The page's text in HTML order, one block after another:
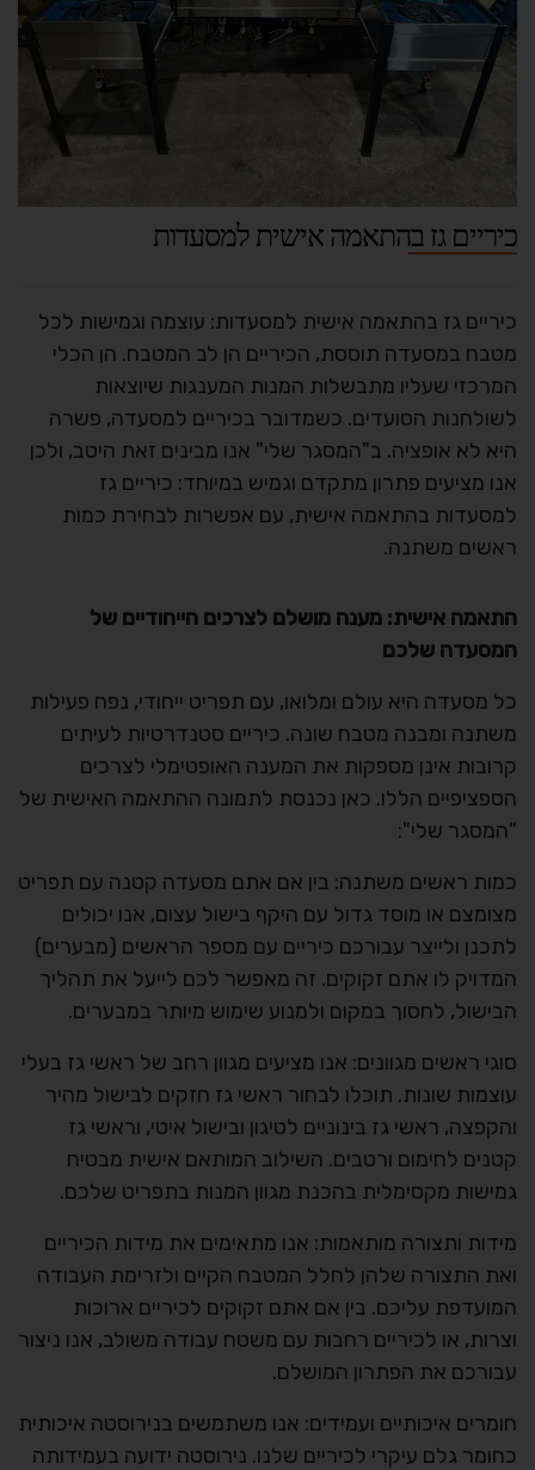
כיריים גז בהתאמה אישית למסעדות
כיריים גז בהתאמה אישית למסעדות: עוצמה וגמישות לכל
מטבח במסעדה תוססת, הכיריים הן לב המטבח. הן הכלי
המרכזי שעליו מתבשלות המנות המענגות שיוצאות
לשולחנות הסועדים. כשמדובר בכיריים למסעדה, פשרה
היא לא אופציה. ב"המסגר שלי" אנו מבינים זאת היטב, ולכן
אנו מציעים פתרון מתקדם וגמיש במיוחד: כיריים גז
למסעדות בהתאמה אישית, עם אפשרות לבחירת כמות
ראשים משתנה.
התאמה אישית: מענה מושלם לצרכים הייחודיים של
המסעדה שלכם
כל מסעדה היא עולם ומלואו, עם תפריט ייחודי, נפח פעילות
משתנה ומבנה מטבח שונה. כיריים סטנדרטיות לעיתים
קרובות אינן מספקות את המענה האופטימלי לצרכים
הספציפיים הללו. כאן נכנסת לתמונה ההתאמה האישית של
"המסגר שלי":
כמות ראשים משתנה: בין אם אתם מסעדה קטנה עם תפריט
מצומצם או מוסד גדול עם היקף בישול עצום, אנו יכולים
לתכנן ולייצר עבורכם כיריים עם מספר הראשים (מבערים)
המדויק לו אתם זקוקים. זה מאפשר לכם לייעל את תהליך
הבישול, לחסוך במקום ולמנוע שימוש מיותר במבערים.
סוגי ראשים מגוונים: אנו מציעים מגוון רחב של ראשי גז בעלי
עוצמות שונות. תוכלו לבחור ראשי גז חזקים לבישול מהיר
והקפצה, ראשי גז בינוניים לטיגון ובישול איטי, וראשי גז
קטנים לחימום ורטבים. השילוב המותאם אישית מבטיח
גמישות מקסימלית בהכנת מגוון המנות בתפריט שלכם.
מידות ותצורה מותאמות: אנו מתאימים את מידות הכיריים
ואת התצורה שלהן לחלל המטבח הקיים ולזרימת העבודה
המועדפת עליכם. בין אם אתם זקוקים לכיריים ארוכות
וצרות, או לכיריים רחבות עם משטח עבודה משולב, אנו ניצור
עבורכם את הפתרון המושלם.
חומרים איכותיים ועמידים: אנו משתמשים בנירוסטה איכותית
כחומר גלם עיקרי לכיריים שלנו. נירוסטה ידועה בעמידותה